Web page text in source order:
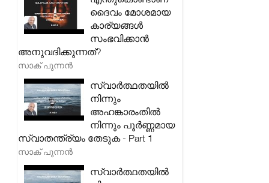
ദൈവം മോശമായ
കാര്യങ്ങൾ
സംഭവിക്കാൻ
അനുവദിക്കുന്നത്?
സാക് പുന്നൻ
സ്വാർത്ഥതയിൽ
നിന്നും
അഹങ്കാരംതിൽ
നിന്നും പൂർണ്ണമായ
സ്വാതന്ത്ര്യം തേടുക - Part 1
സാക് പുന്നൻ
സ്വാർത്ഥതയിൽ